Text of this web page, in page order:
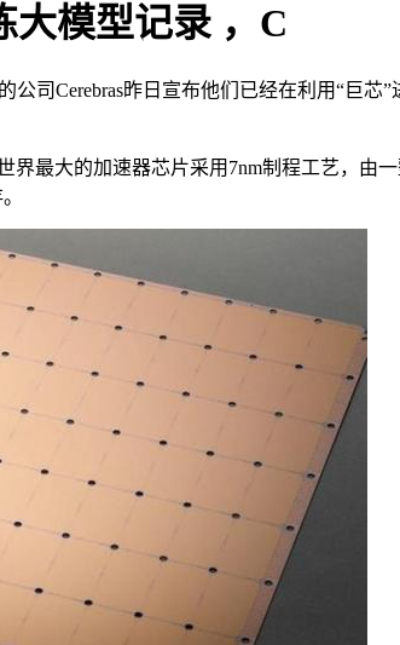
模型记录 ，C
司Cerebras昨日宣布他们已经在利用“巨
最大的加速器芯片采用7nm制程工艺，由